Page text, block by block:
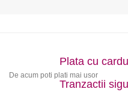
Plata cu cardul
De acum poti plati mai usor
Tranzactii